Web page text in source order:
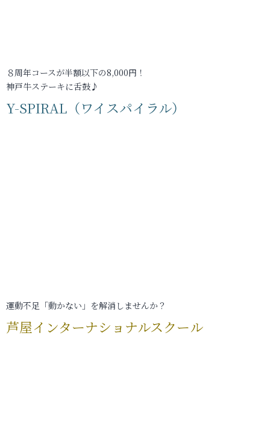
８周年コースが半額以下の8,000円！
神戸牛ステーキに舌鼓♪
Y-SPIRAL（ワイスパイラル）
運動不足「動かない」を解消しませんか？
芦屋インターナショナルスクール